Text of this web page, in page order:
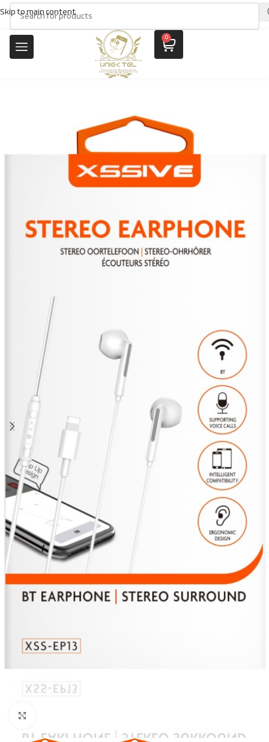
Skip to main content
0